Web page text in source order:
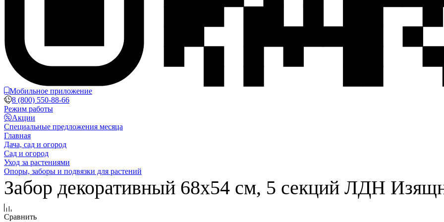
Мобильное приложение
8 (800) 550-88-66
Режим работы
Акции
Специальные предложения месяца
Главная
Дача, сад и огород
Сад и огород
Уход за растениями
Опоры, заборы и подвязки для растений
Забор декоративный 68x54 см, 5 секций ЛДН
Сравнить